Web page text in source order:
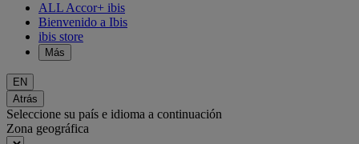
ALL Accor+ ibis
Bienvenido a Ibis
ibis store
Más
EN
Atrás
Seleccione su país e idioma a continuación
Zona geográfica